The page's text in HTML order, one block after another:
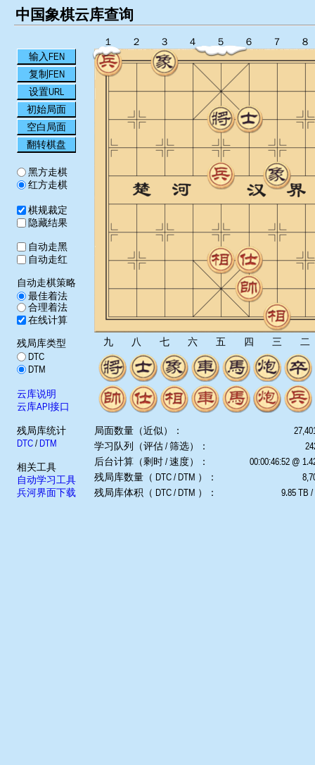
中国象棋云库查询
输入FEN
复制FEN
设置URL
初始局面
空白局面
翻转棋盘
黑方走棋
红方走棋
棋规裁定
隐藏结果
自动走黑
自动走红
自动走棋策略
最佳着法
合理着法
在线计算
残局库类型
DTC
DTM
云库说明
云库API接口
残局库统计
DTC/ DTM
相关工具
自动学习工具
兵河界面下载
１ ２ ３ ４ ５ ６ ７ ８
九 八 七 六 五 四 三 二
局面数量（近似）：
学习队列（评估 / 筛选）：
后台计算（剩时 / 速度）：
00:00:46:52 @
残局库数量（ DTC / DTM ）：
残局库体积（ DTC / DTM ）：
9.85 TB